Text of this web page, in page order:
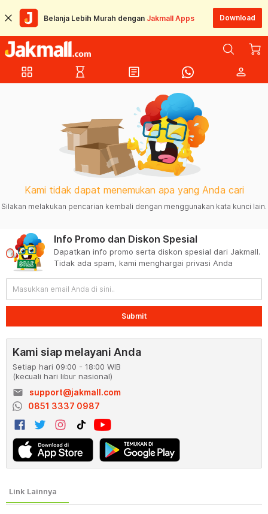
Belanja Lebih Murah dengan Jakmall Apps Download
grid_view hourglass_empty article person
Kami tidak dapat menemukan apa yang Anda cari
Silakan melakukan pencarian kembali dengan menggunakan kata kunci lain.
Info Promo dan Diskon Spesial
Dapatkan info promo serta diskon spesial dari Jakmall.
Tidak ada spam, kami menghargai privasi Anda
Submit
Kami siap melayani Anda
Setiap hari 09:00 - 18:00 WIB
(kecuali hari libur nasional)
email
support@jakmall.com
0851 3337 0987